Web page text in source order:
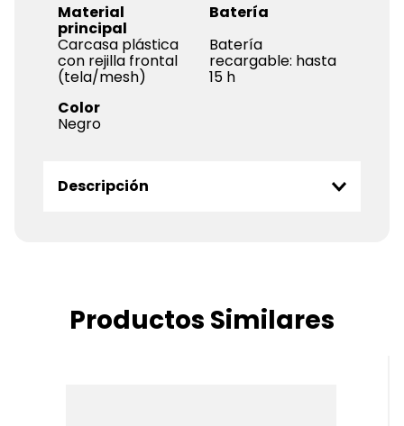
Material
principal
Carcasa plástica
con rejilla frontal
(tela/mesh)
Batería
Batería
recargable: hasta
15 h
Color
Negro
Descripción
Productos Similares